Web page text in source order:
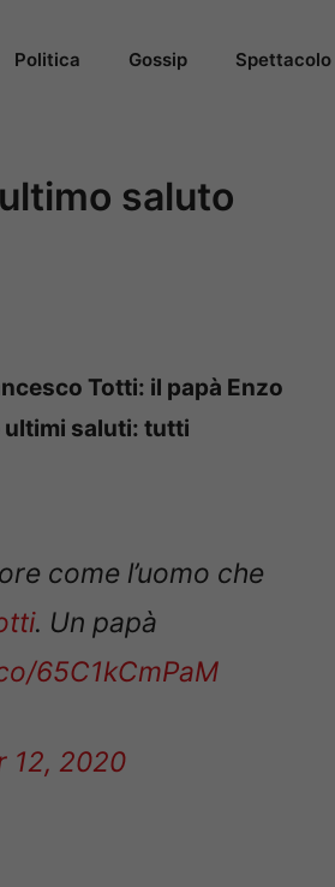
Politica Gossip Spettacolo
saluto
Totti: il papà Enzo
ultimi saluti: tutti
come l’uomo che
. Un papà
65C1kCmPaM
12, 2020